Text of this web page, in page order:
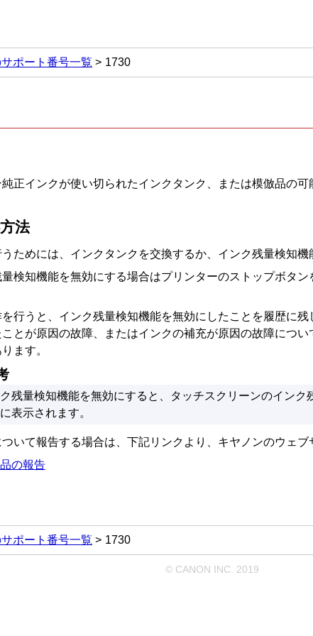
ポート番号一覧 1730
正インクが使い切られたインクタンク、または模倣品の可
法
ためには、インクタンクを交換するか、インク残量検知機
検知機能を無効にする場合はプリンターのストップボタ
行うと、インク残量検知機能を無効にしたことを履歴に残
ことが原因の故障、またはインクの補充が原因の故障につ
ます。
残量検知機能を無効にすると、タッチスクリーンのインク
表示されます。
いて報告する場合は、下記リンクより、キヤノンのウェブ
の報告
ポート番号一覧 1730
© CANON INC. 2019